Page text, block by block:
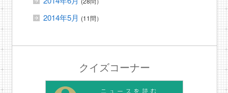
2014年5月 (11問）
クイズコーナー